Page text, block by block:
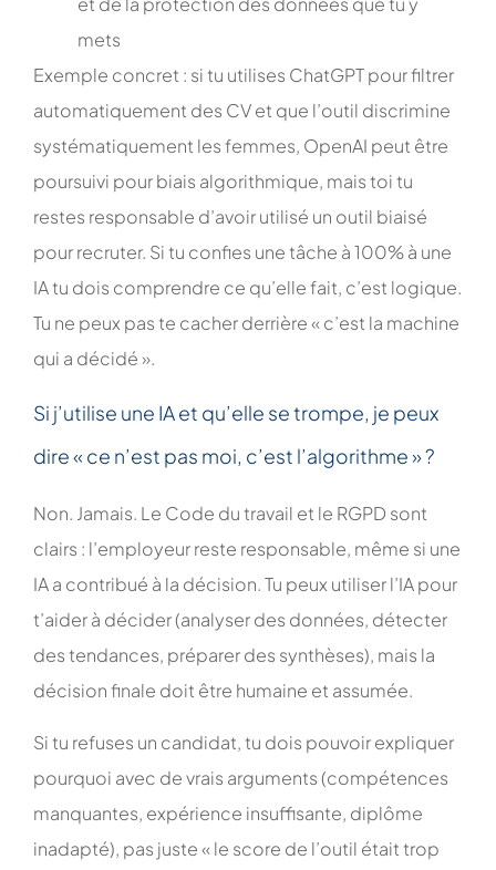
mets
Exemple concret : si tu utilises ChatGPT pour filtrer
automatiquement des CV et que l’outil discrimine
systématiquement les femmes, OpenAI peut être
poursuivi pour biais algorithmique, mais toi tu
restes responsable d’avoir utilisé un outil biaisé
pour recruter. Si tu confies une tâche à 100% à une
IA tu dois comprendre ce qu’elle fait, c’est logique.
Tu ne peux pas te cacher derrière « c’est la machine
qui a décidé ».
Si j’utilise une IA et qu’elle se trompe, je peux
dire « ce n’est pas moi, c’est l’algorithme » ?
Non. Jamais. Le Code du travail et le RGPD sont
clairs : l’employeur reste responsable, même si une
IA a contribué à la décision. Tu peux utiliser l’IA pour
t’aider à décider (analyser des données, détecter
des tendances, préparer des synthèses), mais la
décision finale doit être humaine et assumée.
Si tu refuses un candidat, tu dois pouvoir expliquer
pourquoi avec de vrais arguments (compétences
manquantes, expérience insuffisante, diplôme
inadapté), pas juste « le score de l’outil était trop